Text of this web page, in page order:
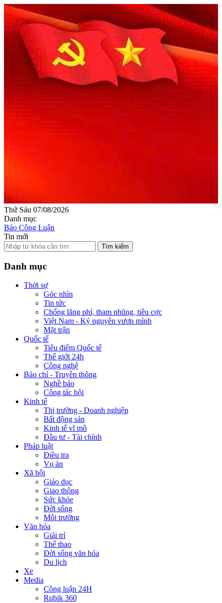
Thứ Sáu 07/08/2026
Danh mục
Báo Công Luận
Tin mới
Tìm kiếm
Danh mục
Thời sự
Góc nhìn
Tin tức
Chống lãng phí, tham nhũng, tiêu cực
Việt Nam - Kỷ nguyên vươn mình
Mặt trận
Quốc tế
Tiêu điểm Quốc tế
Thế giới 24h
Công nghệ
Báo chí - Truyền thông
Nghề báo
Công tác hội
Kinh tế
Thị trường - Doanh nghiệp
Bất động sản
Kinh tế vĩ mô
Đầu tư - Tài chính
Pháp luật
Điều tra
Vụ án
Xã hội
Giáo dục
Giao thông
Sức khỏe
Đời sống
Môi trường
Văn hóa
Giải trí
Thể thao
Đời sống văn hóa
Du lịch
Xe
Media
Công luận 24H
Rubik 360